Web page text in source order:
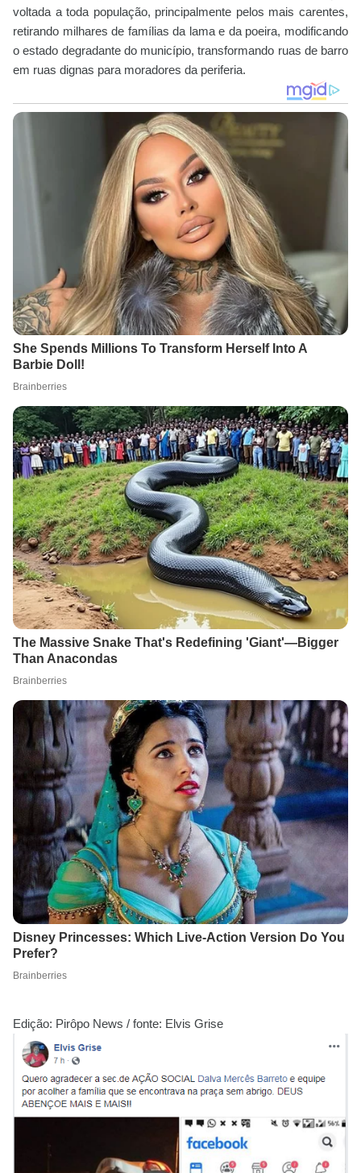
voltada a toda população, principalmente pelos mais carentes,
retirando milhares de famílias da lama e da poeira, modificando
o estado degradante do município, transformando ruas de barro
em ruas dignas para moradores da periferia.
Edição: Pirôpo News / fonte: Elvis Grise